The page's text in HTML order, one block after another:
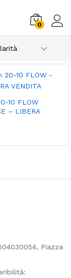
0
10 FLOW
– LIBERA
Piazza